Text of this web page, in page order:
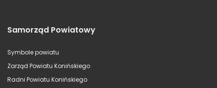
Samorząd Powiatowy
Symbole powiatu
Zarząd Powiatu Konińskiego
Radni Powiatu Konińskiego